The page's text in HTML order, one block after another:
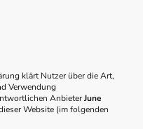
klärt Nutzer über die Art,
Verwendung
AnbieterJune
Website (im folgenden